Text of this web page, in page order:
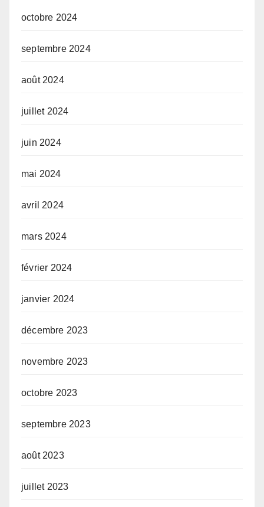
octobre 2024
septembre 2024
août 2024
juillet 2024
juin 2024
mai 2024
avril 2024
mars 2024
février 2024
janvier 2024
décembre 2023
novembre 2023
octobre 2023
septembre 2023
août 2023
juillet 2023